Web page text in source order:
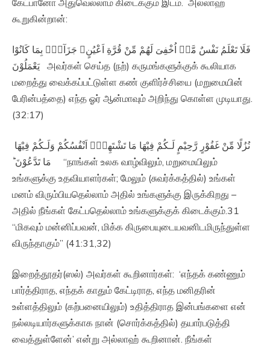
கேட்பானோ அதுவெல்லாம் கிடைக்கும் இடம். அல்லாஹ்
கூறுகின்றான்:
فَلَا تَعْلَمُ نَفْسٌ مَّاۤ اُخْفِىَ لَهُمْ مِّنْ قُرَّةِ اَعْيُنٍ‌ۚ جَزَآءًۢ بِمَا كَانُوْا
يَعْمَلُوْنَ‏ அவர்கள் செய்த (நற்) கருமங்களுக்குக் கூலியாக
மறைத்து வைக்கப்பட்டுள்ள கண் குளிர்ச்சியை (மறுமையின்
பேரின்பத்தை) எந்த ஓர் ஆன்மாவும் அறிந்து கொள்ள முடியாது.
(32:17)
مَا تَدَّعُوْنَ ؕ‏ “நாங்கள் உலக வாழ்விலும், மறுமையிலும்
உங்களுக்கு உதவியாளர்கள்; மேலும் (சுவர்க்கத்தில்) உங்கள்
மனம் விரும்பியதெல்லாம் அதில் உங்களுக்கு இருக்கிறது –
அதில் நீங்கள் கேட்பதெல்லாம் உங்களுக்குக் கிடைக்கும்.31
“மிகவும் மன்னிப்பவன், மிக்க கிருபையுடையவனிடமிருந்துள்ள
விருந்தாகும்” (41:31,32)
இறைத்தூதர்(ஸல்) அவர்கள் கூறினார்கள்: ‘எந்தக் கண்ணும்
பார்த்திராத, எந்தக் காதும் கேட்டிராத, எந்த மனிதரின்
உள்ளத்திலும் (கற்பனையிலும்) உதித்திராத இன்பங்களை என்
நல்லடியார்களுக்காக நான் (சொர்க்கத்தில்) தயார்படுத்தி
வைத்துள்ளேன்’ என்று அல்லாஹ் கூறினான். நீங்கள்